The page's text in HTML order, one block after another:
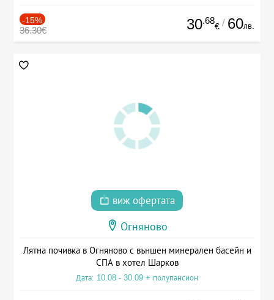
-15%
36.30€ 30.68
€ / 60лв.
виж офертата
Огняново
Лятна почивка в Огняново с външен минерален басейн и
СПА в хотел Шарков
Дата: 10.08 - 30.09 + полупансион